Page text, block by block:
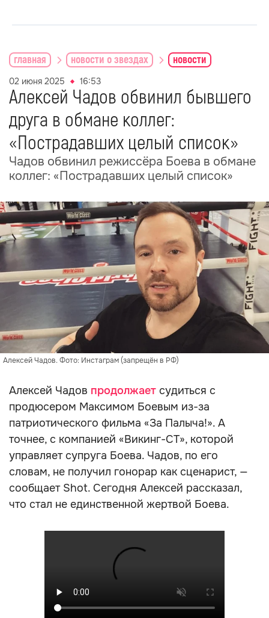
главная новости о звездах новости
02 июня 2025 16:53
Алексей Чадов обвинил бывшего
друга в обмане коллег:
«Пострадавших целый список»
Чадов обвинил режиссёра Боева в обмане
коллег: «Пострадавших целый список»
Алексей Чадов. Фото: Инстаграм (запрещён в РФ)
Алексей Чадов продолжает судиться с
продюсером Максимом Боевым из-за
патриотического фильма «За Палыча!». А
точнее, с компанией «Викинг-СТ», которой
управляет супруга Боева. Чадов, по его
словам, не получил гонорар как сценарист, —
сообщает Shot. Сегодня Алексей рассказал,
что стал не единственной жертвой Боева.